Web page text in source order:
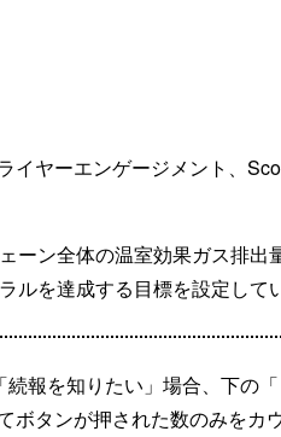
ヤーエンゲージメント、
ーン全体の温室効果ガス排出
を達成する目標を設定して
報を知りたい」場合、下の
タンが押された数のみをカウ